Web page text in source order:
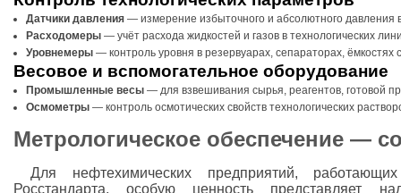
Датчики давления — измерение избыточного и абсолютного давления
Расходомеры — учёт расхода жидкостей и газов в технологических
Уровнемеры — контроль уровня в резервуарах, сепараторах, ёмкостях
Весовое и вспомогательное оборудование
Промышленные весы — для взвешивания сырья, реагентов, готовой
Осмометры — контроль осмотических свойств технологических
Метрологическое обеспечение —
Для нефтехимических предприятий,
Росстандарта, особую ценность представляет